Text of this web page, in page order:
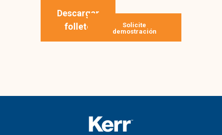
Descargar
folleto
Solicite
demostración